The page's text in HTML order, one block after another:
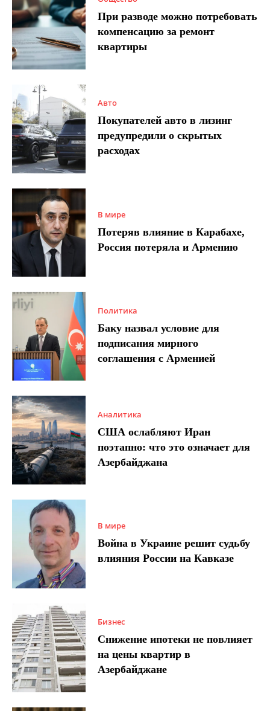
При разводе можно потребовать
компенсацию за ремонт
квартиры
Авто
Покупателей авто в лизинг
предупредили о скрытых
расходах
В мире
Потеряв влияние в Карабахе,
Россия потеряла и Армению
Политика
Баку назвал условие для
подписания мирного
соглашения с Арменией
Аналитика
США ослабляют Иран
поэтапно: что это означает для
Азербайджана
В мире
Война в Украине решит судьбу
влияния России на Кавказе
Бизнес
Снижение ипотеки не повлияет
на цены квартир в
Азербайджане